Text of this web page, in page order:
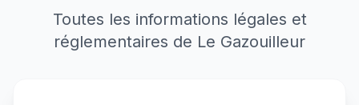
Toutes les informations légales et
réglementaires de Le Gazouilleur